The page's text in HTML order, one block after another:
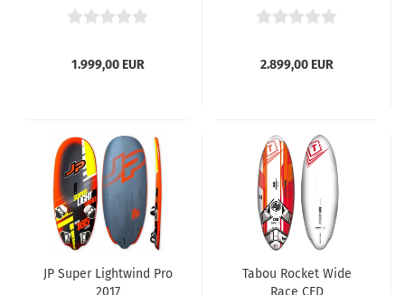
1.999,00 EUR 2.899,00 EUR
JP Super Lightwind Pro
2017
Tabou Rocket Wide
Race CED